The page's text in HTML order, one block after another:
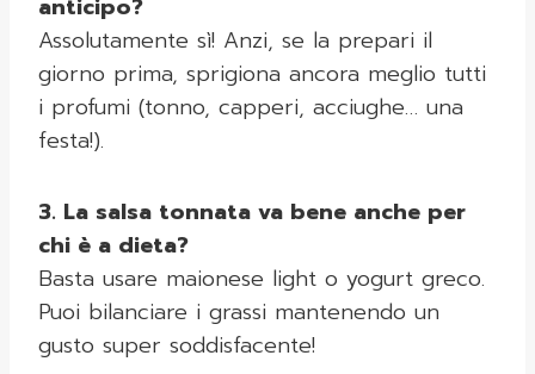
anticipo?
Assolutamente sì! Anzi, se la prepari il
giorno prima, sprigiona ancora meglio tutti
i profumi (tonno, capperi, acciughe… una
festa!).
3. La salsa tonnata va bene anche per
chi è a dieta?
Basta usare maionese light o yogurt greco.
Puoi bilanciare i grassi mantenendo un
gusto super soddisfacente!